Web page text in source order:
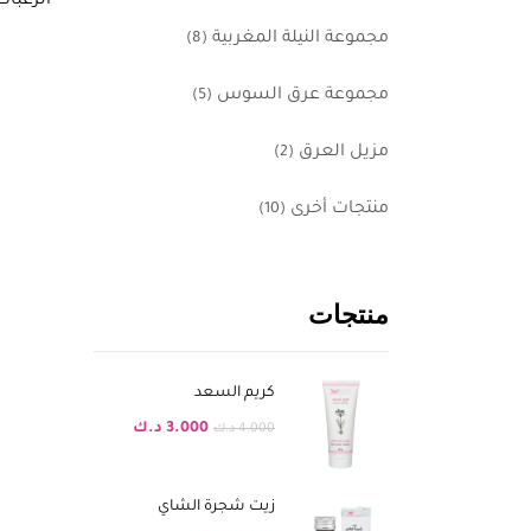
مجموعة النيلة المغربية (8)
مجموعة عرق السوس (5)
مزيل العرق (2)
منتجات أخرى (10)
منتجات
كريم السعد
4.000 د.ك 3.000 د.ك
زيت شجرة الشاي